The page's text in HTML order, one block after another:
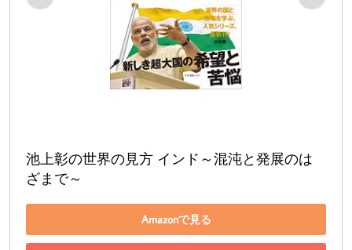
池上彰の世界の見方 インド～混沌と発展のは
ざまで～
Amazonで見る